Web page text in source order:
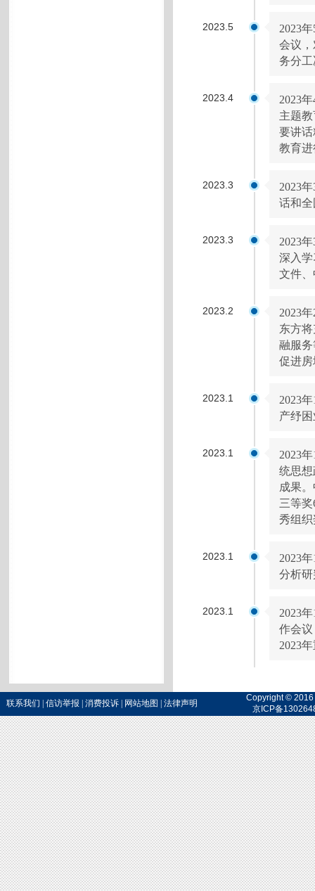
2023.5
2023
会议
务分
2023.4
2023
主题
要讲
教育
2023.3
2023
话和
2023.3
2023
深入
文件
2023.2
2023
东方
融服
促进
2023.1
2023
产纾
2023.1
2023
统思
成果
三等
秀组
2023.1
2023
分析研
2023.1
2023
作会
2023
联系我们 信访举报 消费投诉 网站地图 法律声明
Copyright © 2016
京ICP备